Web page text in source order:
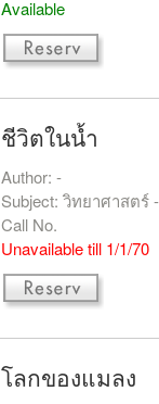
Available
ชีวิตในน้ำ
Author: -
Subject: วิทยาศาสตร์
Call No.
Unavailable till 1/1/70
โลกของแมลง